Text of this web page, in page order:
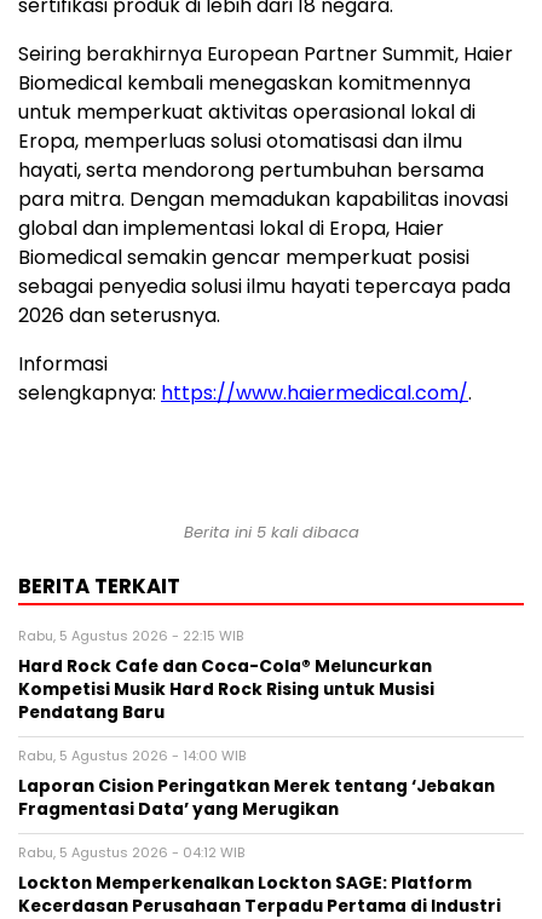
Seiring berakhirnya European Partner Summit, Haier
Biomedical kembali menegaskan komitmennya
untuk memperkuat aktivitas operasional lokal di
Eropa, memperluas solusi otomatisasi dan ilmu
hayati, serta mendorong pertumbuhan bersama
para mitra. Dengan memadukan kapabilitas inovasi
global dan implementasi lokal di Eropa, Haier
Biomedical semakin gencar memperkuat posisi
sebagai penyedia solusi ilmu hayati tepercaya pada
2026 dan seterusnya.
Informasi
selengkapnya: https://www.haiermedical.com/.
Berita ini 5 kali dibaca
BERITA TERKAIT
Rabu, 5 Agustus 2026 - 22:15 WIB
Hard Rock Cafe dan Coca-Cola® Meluncurkan
Kompetisi Musik Hard Rock Rising untuk Musisi
Pendatang Baru
Rabu, 5 Agustus 2026 - 14:00 WIB
Laporan Cision Peringatkan Merek tentang ‘Jebakan
Fragmentasi Data’ yang Merugikan
Rabu, 5 Agustus 2026 - 04:12 WIB
Lockton Memperkenalkan Lockton SAGE: Platform
Kecerdasan Perusahaan Terpadu Pertama di Industri